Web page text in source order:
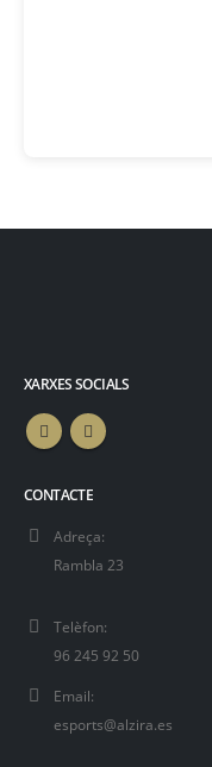
XARXES SOCIALS
CONTACTE
Adreça:
Rambla 23
Telèfon:
96 245 92 50
Email:
esports@alzira.es